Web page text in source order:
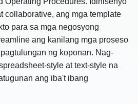
collaborative, ang mga template
para sa mga negosyong
ang kanilang mga proseso
ng koponan. Nag-
style at text-style na
ang iba't ibang